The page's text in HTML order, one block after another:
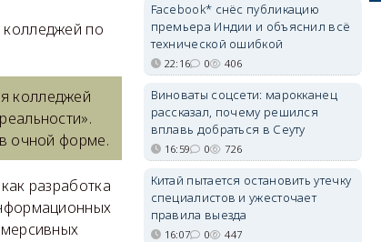
колледжей по
колледжей
очной форме.
разработка
Facebook* снёс публикацию
премьера Индии и объяснил всё
технической ошибкой
22:16 0 406
Виноваты соцсети: марокканец
рассказал, почему решился
вплавь добраться в Сеуту
16:59 0 726
Китай пытается остановить утечку
специалистов и ужесточает
правила выезда
16:07 0 447